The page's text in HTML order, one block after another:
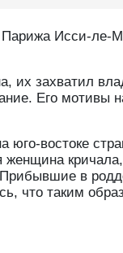
Исси-ле-
их захватил
Его мотивы
юго-востоке
женщина
в
что таким